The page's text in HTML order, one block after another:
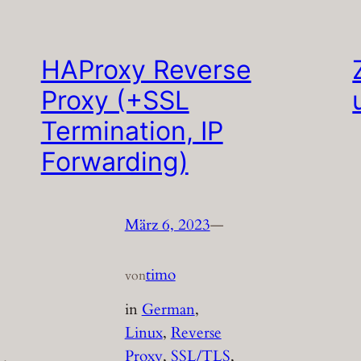
HAProxy Reverse
Proxy (+SSL
Termination, IP
Forwarding)
März 6, 2023—
vontimo
in German
Linux, Reverse
Proxy, SSL/TLS